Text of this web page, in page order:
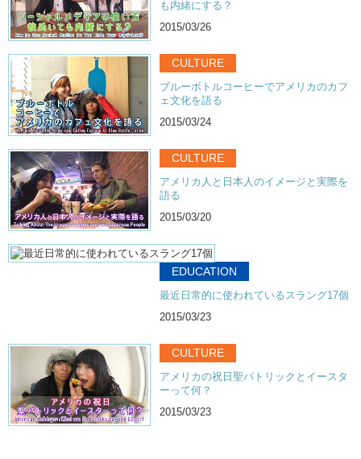
も内緒にする？
2015/03/26
CULTURE
ブルーボトルコーヒーでアメリカのカフ
ェ文化を語る
2015/03/24
CULTURE
アメリカ人と日本人のイメージと実際を
語る
2015/03/20
EDUCATION
最近日常的に使われているスラング17個
2015/03/23
CULTURE
アメリカの祝日聖パトリックとイースタ
ーって何？
2015/03/23